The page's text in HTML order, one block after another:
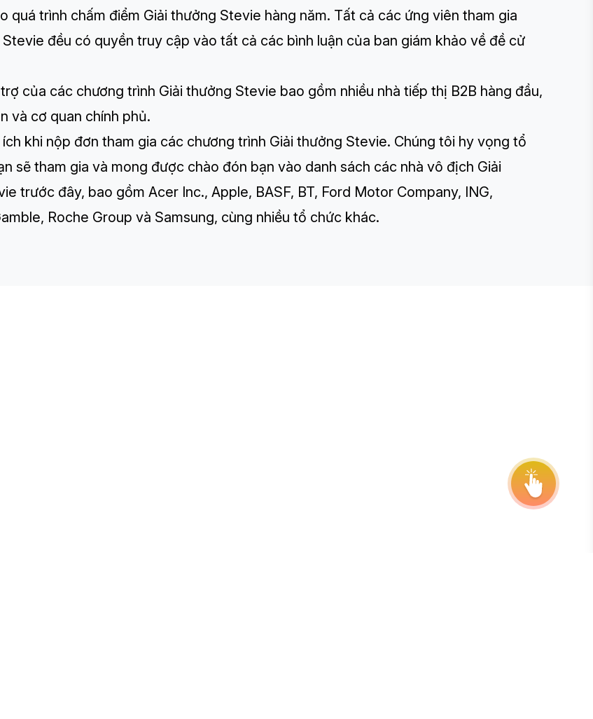
quá trình chấm điểm Giải thưởng Stevie hàng năm. Tất cả các ứng viên tham gia
đều có quyền truy cập vào tất cả các bình luận của ban giám khảo về đề cử
của các chương trình Giải thưởng Stevie bao gồm nhiều nhà tiếp thị B2B hàng đầu,
và cơ quan chính phủ.
ích khi nộp đơn tham gia các chương trình Giải thưởng Stevie. Chúng tôi hy vọng tổ
sẽ tham gia và mong được chào đón bạn vào danh sách các nhà vô địch Giải
trước đây, bao gồm Acer Inc., Apple, BASF, BT, Ford Motor Company, ING,
Roche Group và Samsung, cùng nhiều tổ chức khác.